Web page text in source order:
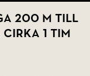
200 m till
cirka 1 tim